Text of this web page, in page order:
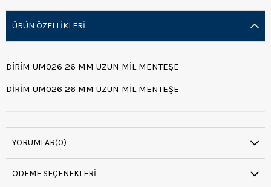
ÜRÜN ÖZELLIKLERI
DİRİM UM026 26 MM UZUN MİL MENTEŞE
DİRİM UM026 26 MM UZUN MİL MENTEŞE
YORUMLAR(0)
ÖDEME SEÇENEKLERI